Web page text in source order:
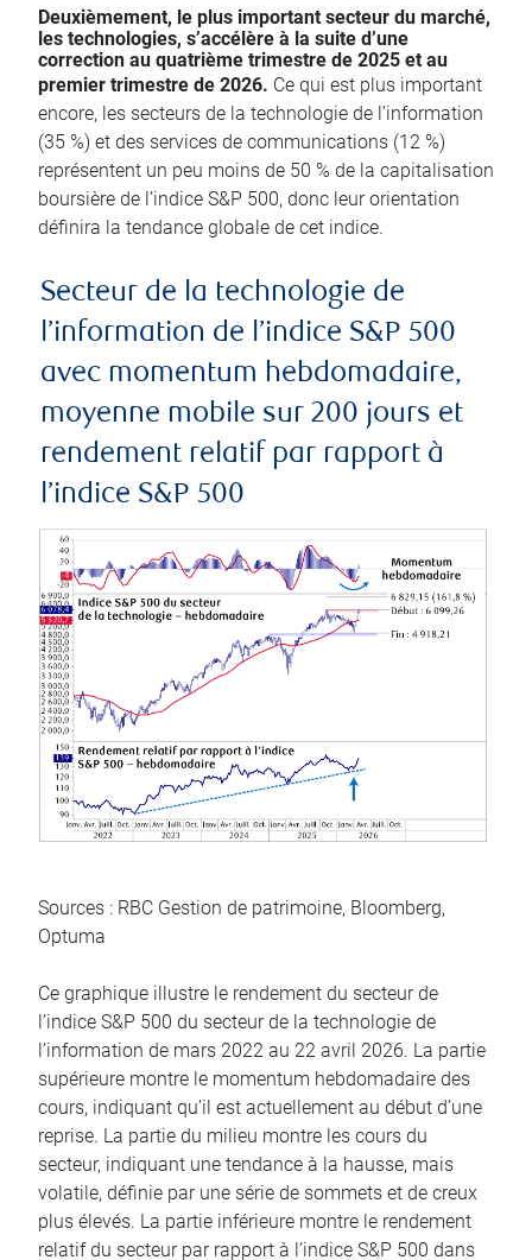
Deuxièmement, le plus important secteur du marché,
les technologies, s’accélère à la suite d’une
correction au quatrième trimestre de 2025 et au
premier trimestre de 2026. Ce qui est plus important
encore, les secteurs de la technologie de l’information
(35 %) et des services de communications (12 %)
représentent un peu moins de 50 % de la capitalisation
boursière de l’indice S&P 500, donc leur orientation
définira la tendance globale de cet indice.
Secteur de la technologie de
l’information de l’indice S&P 500
avec momentum hebdomadaire,
moyenne mobile sur 200 jours et
rendement relatif par rapport à
l’indice S&P 500
Sources : RBC Gestion de patrimoine, Bloomberg,
Optuma
Ce graphique illustre le rendement du secteur de
l’indice S&P 500 du secteur de la technologie de
l’information de mars 2022 au 22 avril 2026. La partie
supérieure montre le momentum hebdomadaire des
cours, indiquant qu’il est actuellement au début d’une
reprise. La partie du milieu montre les cours du
secteur, indiquant une tendance à la hausse, mais
volatile, définie par une série de sommets et de creux
plus élevés. La partie inférieure montre le rendement
relatif du secteur par rapport à l’indice S&P 500 dans